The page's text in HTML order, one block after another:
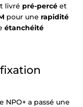
livré pré-percéet
pour une rapidité
étanchéité
a passé une